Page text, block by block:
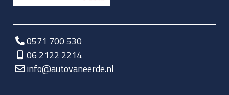
0571 700 530
06 2122 2214
info@autovaneerde.nl